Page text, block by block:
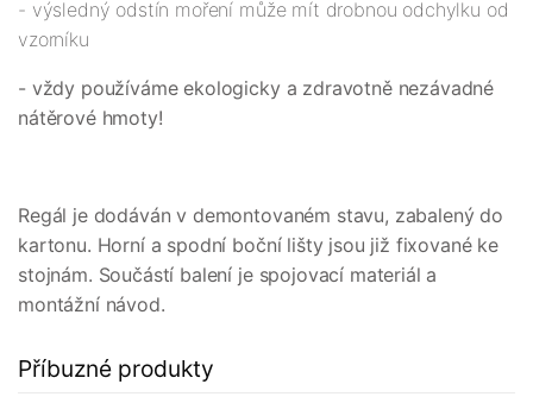
- výsledný odstín moření může mít drobnou odchylku od
vzorníku
- vždy používáme ekologicky a zdravotně nezávadné
nátěrové hmoty!
Regál je dodáván v demontovaném stavu, zabalený do
kartonu. Horní a spodní boční lišty jsou již fixované ke
stojnám. Součástí balení je spojovací materiál a
montážní návod.
Příbuzné produkty